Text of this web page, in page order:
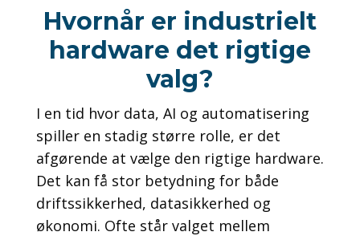
Hvornår er industrielt
hardware det rigtige
valg?
I en tid hvor data, AI og automatisering
spiller en stadig større rolle, er det
afgørende at vælge den rigtige hardware.
Det kan få stor betydning for både
driftssikkerhed, datasikkerhed og
økonomi. Ofte står valget mellem